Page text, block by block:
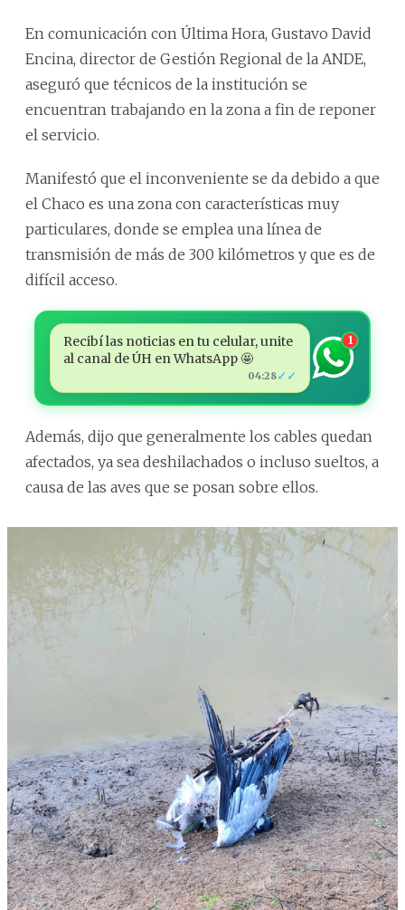
En comunicación con Última Hora, Gustavo David
Encina, director de Gestión Regional de la ANDE,
aseguró que técnicos de la institución se
encuentran trabajando en la zona a fin de reponer
el servicio.
Manifestó que el inconveniente se da debido a que
el Chaco es una zona con características muy
particulares, donde se emplea una línea de
transmisión de más de 300 kilómetros y que es de
difícil acceso.
Recibí las noticias en tu celular, unite
al canal de ÚH en WhatsApp 🤩
04:28✓✓
1
Además, dijo que generalmente los cables quedan
afectados, ya sea deshilachados o incluso sueltos, a
causa de las aves que se posan sobre ellos.